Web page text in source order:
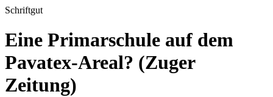
Schriftgut
Eine Primarschule auf dem
Pavatex-Areal? (Zuger
Zeitung)